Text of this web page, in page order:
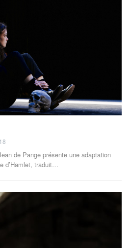
de Pange présente une adaptation
d’Hamlet, traduit…